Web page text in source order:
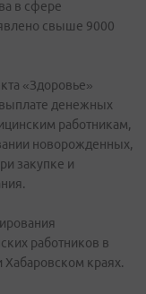
в сфере
свыше 9000
«Здоровье»
денежных
работникам,
новорожденных,
закупке и
работников в
краях.